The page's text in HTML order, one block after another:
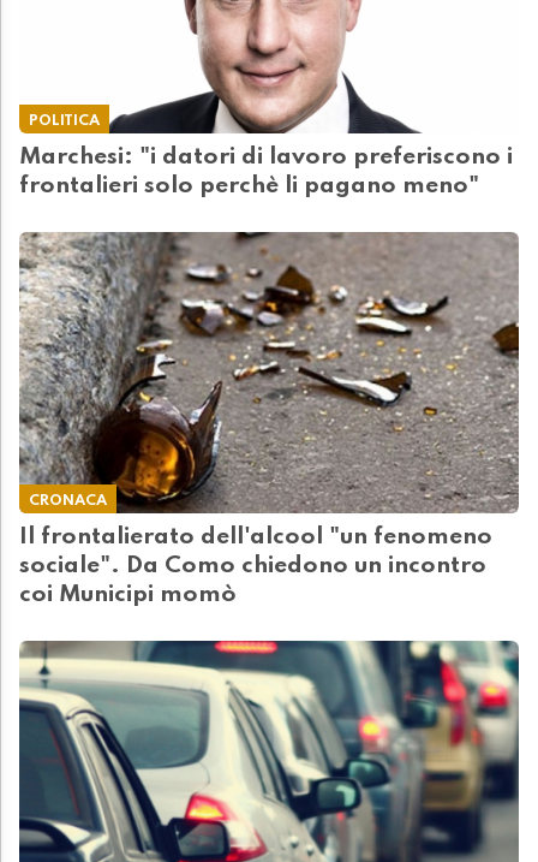
POLITICA
Marchesi: "i datori di lavoro preferiscono i
frontalieri solo perchè li pagano meno"
CRONACA
Il frontalierato dell'alcool "un fenomeno
sociale". Da Como chiedono un incontro
coi Municipi momò